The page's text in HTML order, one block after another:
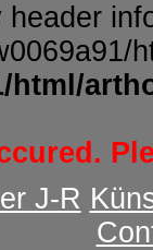
header
html/
J-R